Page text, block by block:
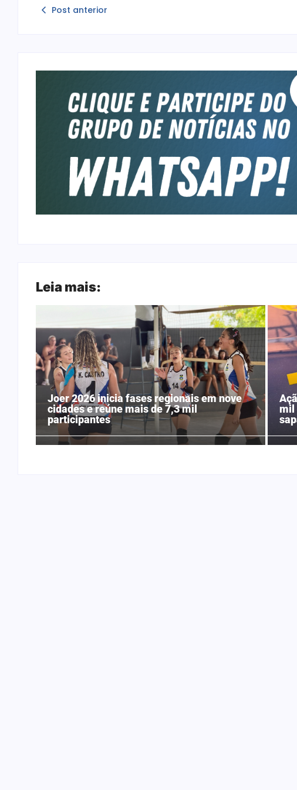
Post anterior
Leia mais:
Joer 2026 inicia fases regionais em nove
cidades e reúne mais de 7,3 mil
participantes
mil